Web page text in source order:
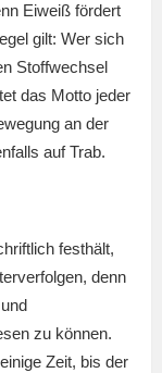
Eiweiß fördert
gilt: Wer sich
Stoffwechsel
das Motto jeder
an der
auf Trab.
festhält,
denn
zu können.
Zeit, bis der